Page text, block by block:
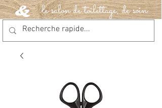
le salon de toilettage, de soin
&